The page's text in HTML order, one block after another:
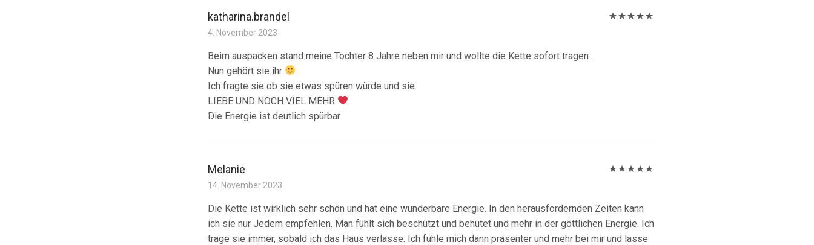
katharina.brandel
4. November 2023
Beim auspacken stand meine Tochter 8 Jahre neben mir und wollte die Kette sofort tragen .
Nun gehört sie ihr
Ich fragte sie ob sie etwas spüren würde und sie
LIEBE UND NOCH VIEL MEHR
Die Energie ist deutlich spürbar
Melanie
14. November 2023
Die Kette ist wirklich sehr schön und hat eine wunderbare Energie. In den herausfordernden Zeiten kann
ich sie nur Jedem empfehlen. Man fühlt sich beschützt und behütet und mehr in der göttlichen Energie. Ich
trage sie immer, sobald ich das Haus verlasse. Ich fühle mich dann präsenter und mehr bei mir und lasse